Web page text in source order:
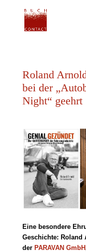
Roland
bei der
Night“ geehrt
Eine besondere
Geschichte: Roland
der PARAVAN GmbH